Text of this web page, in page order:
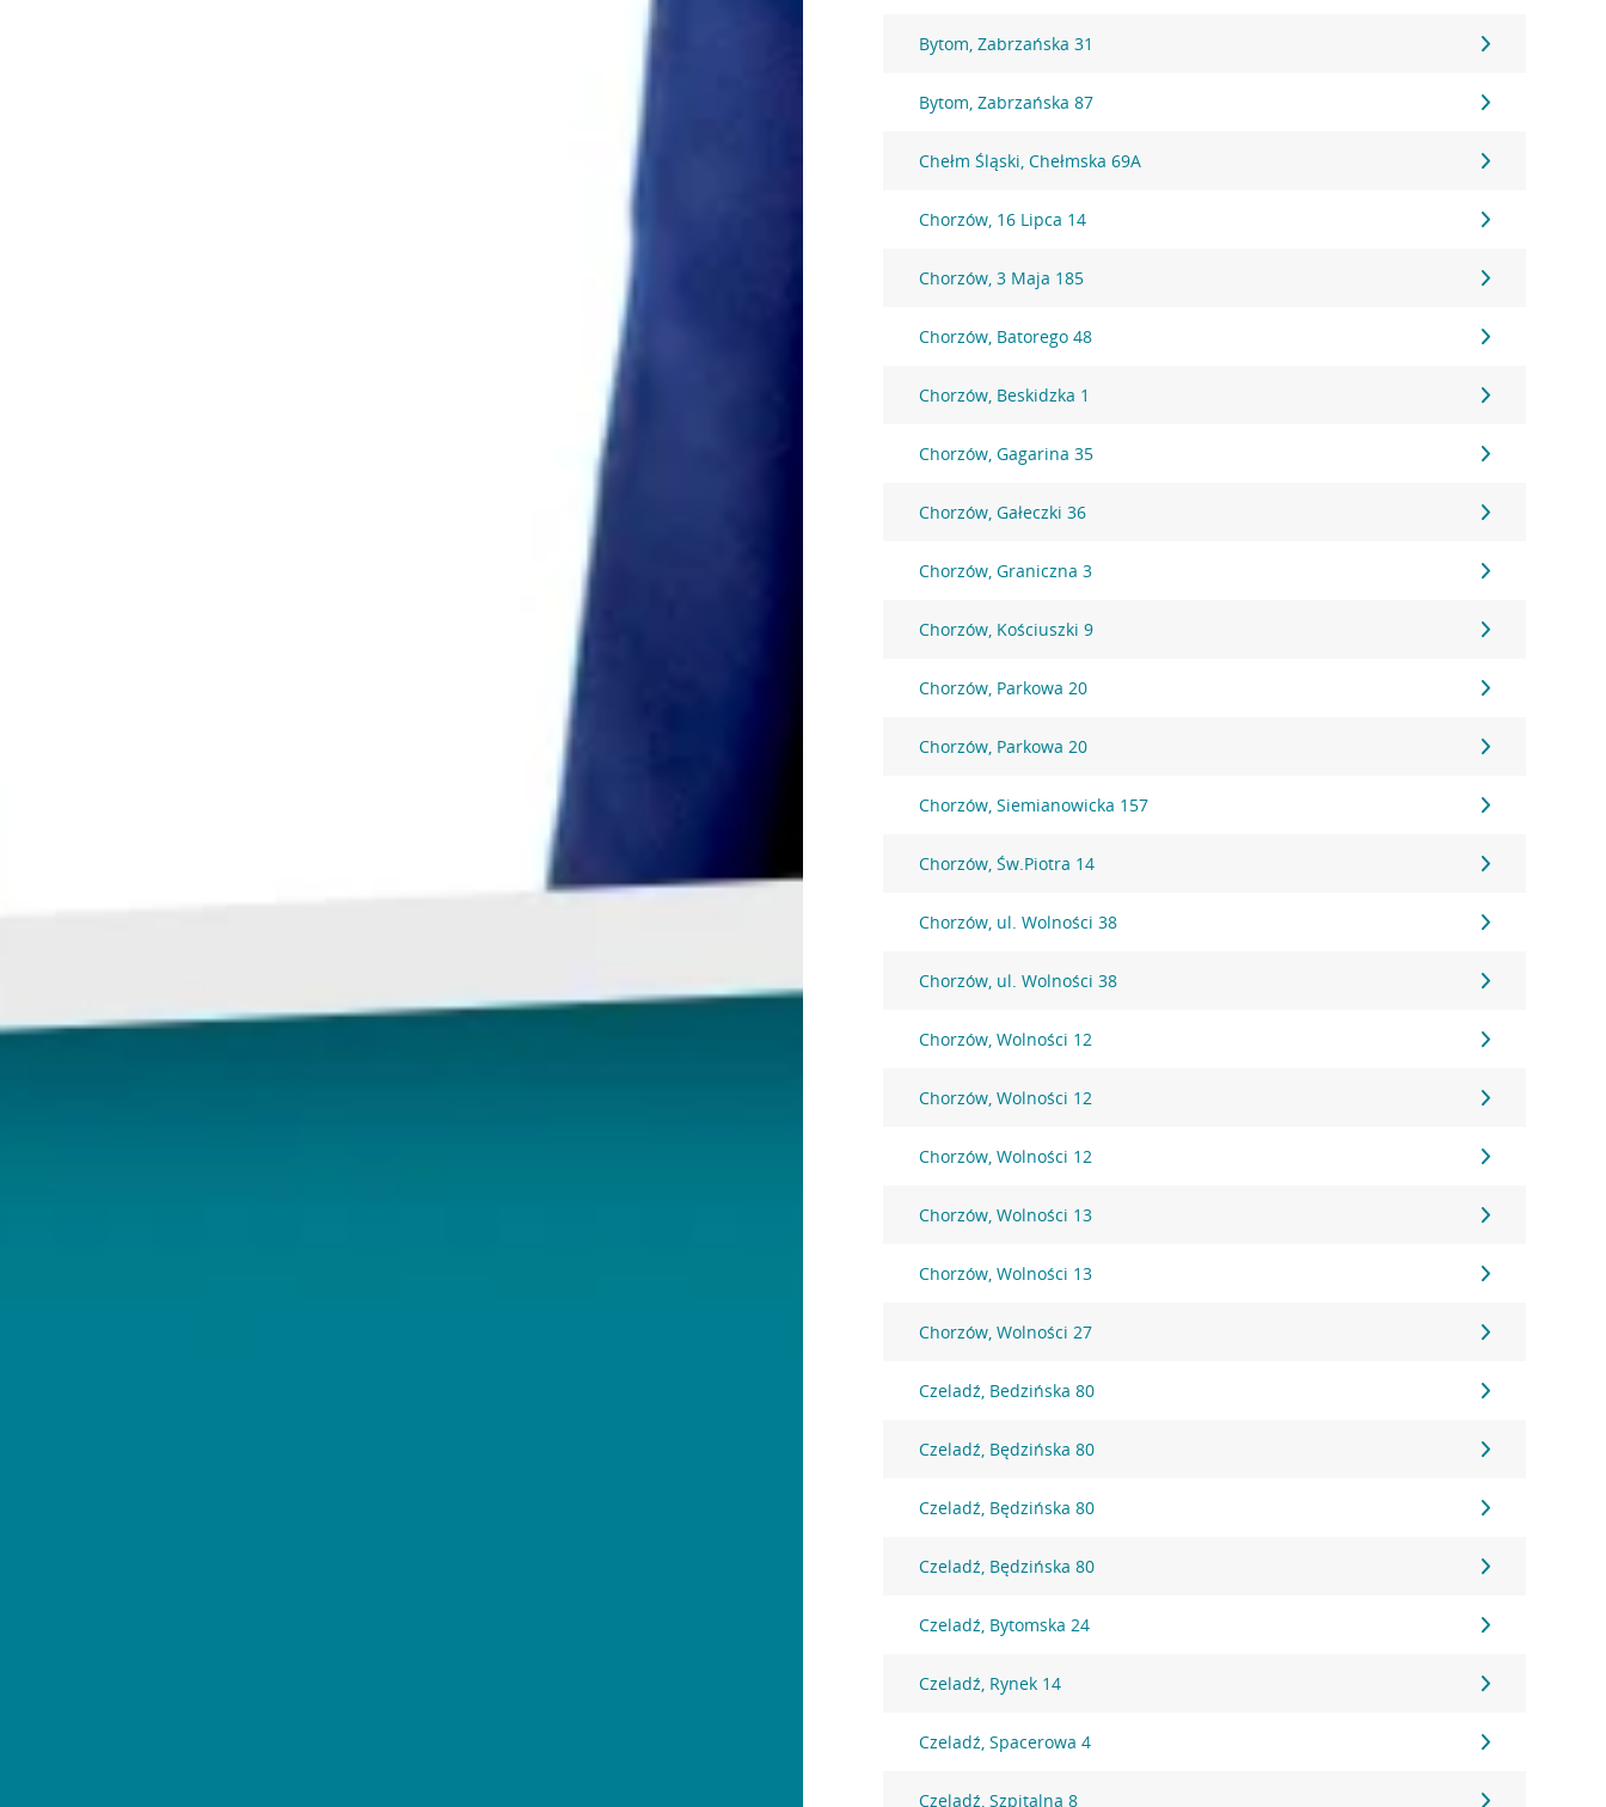
Bytom, Zabrzańska 31
Bytom, Zabrzańska 87
Chełm Śląski, Chełmska 69A
Chorzów, 16 Lipca 14
Chorzów, 3 Maja 185
Chorzów, Batorego 48
Chorzów, Beskidzka 1
Chorzów, Gagarina 35
Chorzów, Gałeczki 36
Chorzów, Graniczna 3
Chorzów, Kościuszki 9
Chorzów, Parkowa 20
Chorzów, Parkowa 20
Chorzów, Siemianowicka 157
Chorzów, Św.Piotra 14
Chorzów, ul. Wolności 38
Chorzów, ul. Wolności 38
Chorzów, Wolności 12
Chorzów, Wolności 12
Chorzów, Wolności 12
Chorzów, Wolności 13
Chorzów, Wolności 13
Chorzów, Wolności 27
Czeladź, Bedzińska 80
Czeladź, Będzińska 80
Czeladź, Będzińska 80
Czeladź, Będzińska 80
Czeladź, Bytomska 24
Czeladź, Rynek 14
Czeladź, Spacerowa 4
Czeladź, Szpitalna 8